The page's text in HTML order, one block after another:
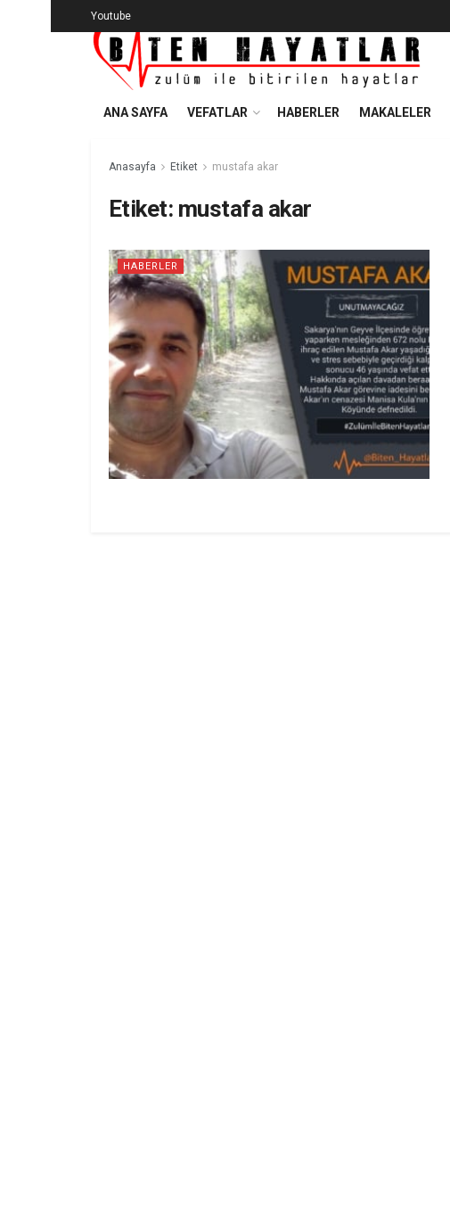
Youtube
ANA SAYFA VEFATLAR HABERLER MAKALELER
Anasayfa Etiket mustafa akar
Etiket: mustafa akar
HABERLER